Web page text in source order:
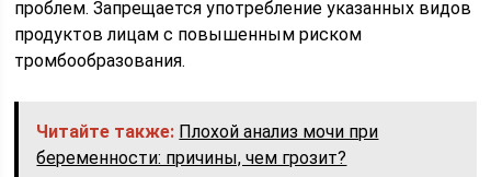
проблем. Запрещается употребление указанных видов
продуктов лицам с повышенным риском
тромбообразования.
Читайте также: Плохой анализ мочи при
беременности: причины, чем грозит?